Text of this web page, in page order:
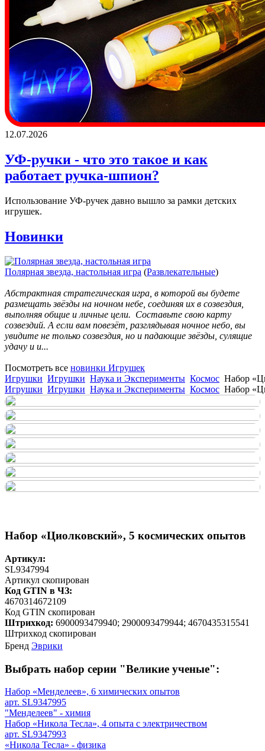
12.07.2026
УФ-ручки - что это такое и как
работает ручка-шпион?
Использование УФ-ручек давно вышло за рамки детских
игрушек.
Новинки
Полярная звезда, настольная игра (Развлекательные)
Абстрактная стратегическая игра, в которой вы будете
размещать звёзды на ночном небе, соединяя их в созвездия,
выполняя общие и личные цели. Составьте свою карту
созвездий. А если вам повезёт, разглядывая ночное небо, вы
увидите не только созвездия, но и падающие звёзды, сулящие
удачу и и...
Посмотреть все новинки Игрушек
Игрушки Игрушки Наука и Эксперименты Космос Набор
Игрушки Игрушки Наука и Эксперименты Космос Набор
Набор «Циолковский», 5 космических опытов
Артикул:
SL9347994
Артикул скопирован
Код GTIN в ЧЗ:
4670314672109
Код GTIN скопирован
Штрихкод: 6900093479940; 2900093479944; 4670435315541
Штрихкод скопирован
Бренд Эврики
Выбрать набор серии "Великие ученые":
Набор «Менделеев», 6 химических опытов
арт. SL9347995
"Менделеев" - химия
Набор «Никола Тесла», 4 опыта с электричеством
арт. SL9347993
«Никола Тесла» - физика